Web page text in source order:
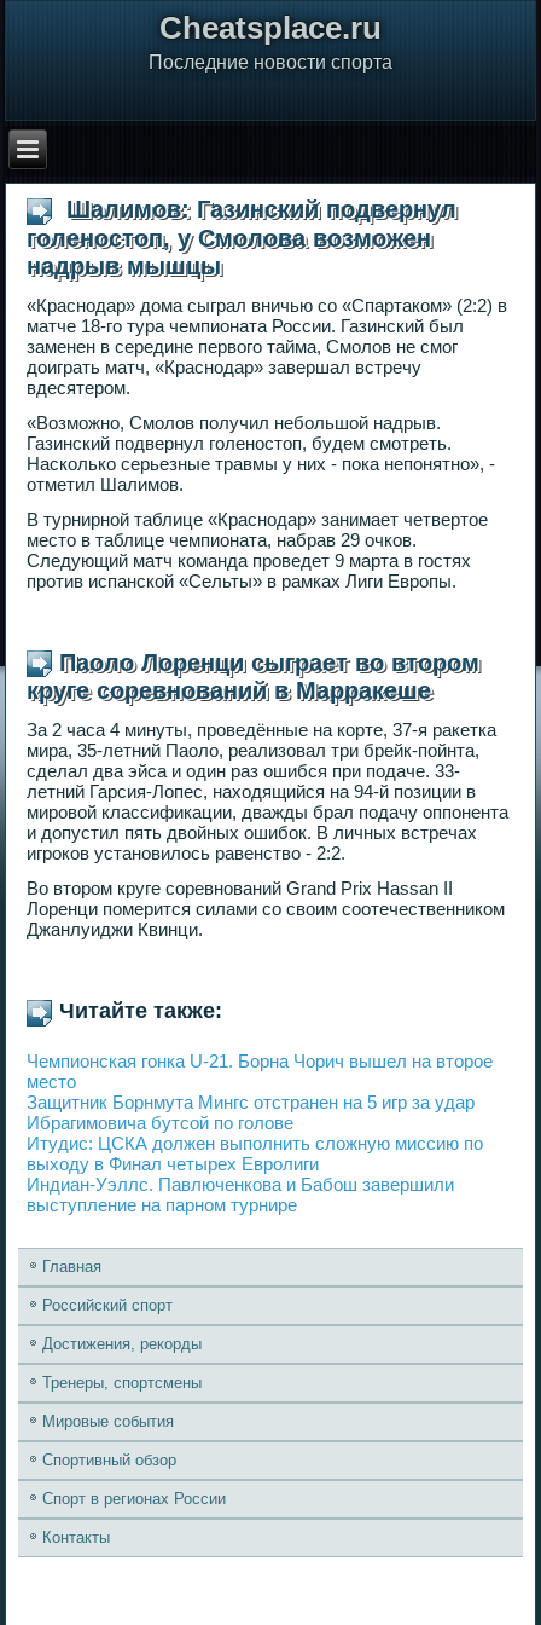
Сheatsplace.ru
Последние новости спорта
Шалимов: Газинский подвернул
голеностоп, у Смолова возможен
надрыв мышцы
«Краснодар» дома сыграл вничью со «Спартаком» (2:2) в
матче 18-го тура чемпионата России. Газинский был
заменен в середине первого тайма, Смолов не смог
доиграть матч, «Краснодар» завершал встречу
вдесятером.
«Возможно, Смолов получил небольшой надрыв.
Газинский подвернул голеностоп, будем смотреть.
Насколько серьезные травмы у них - пока непонятно», -
отметил Шалимов.
В турнирной таблице «Краснодар» занимает четвертое
место в таблице чемпионата, набрав 29 очков.
Следующий матч команда проведет 9 марта в гостях
против испанской «Сельты» в рамках Лиги Европы.
Паоло Лоренци сыграет во втором
круге соревнований в Марракеше
За 2 часа 4 минуты, проведённые на корте, 37-я ракетка
мира, 35-летний Паоло, реализовал три брейк-пойнта,
сделал два эйса и один раз ошибся при подаче. 33-
летний Гарсия-Лопес, находящийся на 94-й позиции в
мировой классификации, дважды брал подачу оппонента
и допустил пять двойных ошибок. В личных встречах
игроков установилось равенство - 2:2.
Во втором круге соревнований Grand Prix Hassan II
Лоренци померится силами со своим соотечественником
Джанлуиджи Квинци.
Читайте также:
Чемпионская гонка U-21. Борна Чорич вышел на второе
место
Защитник Борнмута Мингс отстранен на 5 игр за удар
Ибрагимовича бутсой по голове
Итудис: ЦСКА должен выполнить сложную миссию по
выходу в Финал четырех Евролиги
Индиан-Уэллс. Павлюченкова и Бабош завершили
выступление на парном турнире
Главная
Российский спорт
Достижения, рекорды
Тренеры, спортсмены
Мировые события
Спортивный обзор
Спорт в регионах России
Контакты